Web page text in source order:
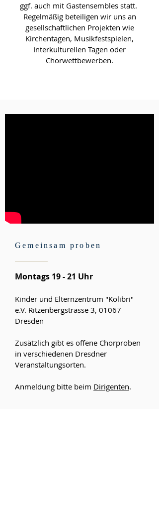
ggf. auch mit Gastensembles statt.
Regelmäßig beteiligen wir uns an
gesellschaftlichen Projekten wie
Kirchentagen, Musikfestspielen,
Interkulturellen Tagen oder
Chorwettbewerben.
Gemeinsam proben
Montags 19 - 21 Uhr
Kinder und Elternzentrum "Kolibri"
e.V. Ritzenbergstrasse 3, 01067
Dresden
Zusätzlich gibt es offene Chorproben
in verschiedenen Dresdner
Veranstaltungsorten.
Anmeldung bitte beim Dirigenten.